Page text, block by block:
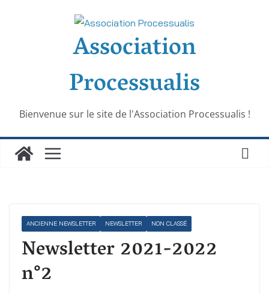
Association
Processualis
Bienvenue sur le site de l'Association Processualis !
ANCIENNE NEWSLETTER NEWSLETTER NON CLASSÉ
Newsletter 2021-2022
n°2